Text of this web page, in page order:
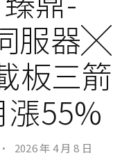
服器╳
板三箭
55%
· 2026 年 4 月 8 日